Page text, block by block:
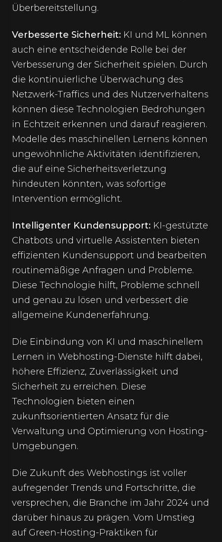
Überbereitstellung.
Verbesserte Sicherheit: KI und ML können
auch eine entscheidende Rolle bei der
Verbesserung der Sicherheit spielen. Durch
die kontinuierliche Überwachung des
Netzwerk-Traffics und des Nutzerverhaltens
können diese Technologien Bedrohungen
in Echtzeit erkennen und darauf reagieren.
Modelle des maschinellen Lernens können
ungewöhnliche Aktivitäten identifizieren,
die auf eine Sicherheitsverletzung
hindeuten könnten, was sofortige
Intervention ermöglicht.
Intelligenter Kundensupport: KI-gestützte
Chatbots und virtuelle Assistenten bieten
effizienten Kundensupport und bearbeiten
routinemäßige Anfragen und Probleme.
Diese Technologie hilft, Probleme schnell
und genau zu lösen und verbessert die
allgemeine Kundenerfahrung.
Die Einbindung von KI und maschinellem
Lernen in Webhosting-Dienste hilft dabei,
höhere Effizienz, Zuverlässigkeit und
Sicherheit zu erreichen. Diese
Technologien bieten einen
zukunftsorientierten Ansatz für die
Verwaltung und Optimierung von Hosting-
Umgebungen.
Die Zukunft des Webhostings ist voller
aufregender Trends und Fortschritte, die
versprechen, die Branche im Jahr 2024 und
darüber hinaus zu prägen. Vom Umstieg
auf Green-Hosting-Praktiken für